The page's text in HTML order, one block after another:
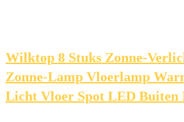
Wilktop 8 Stuks Zonne-
Zonne-Lamp Vloerlamp
Licht Vloer Spot LED Buiten